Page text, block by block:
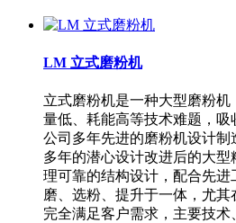
LM 立式磨粉机
立式磨粉机是一种大型磨粉
量低、耗能高等技术难题，
公司多年先进的磨粉机设计
多年的潜心设计改进后的大
理可靠的结构设计，配合先
磨、选粉、提升于一体，尤
完全满足客户需求，主要技